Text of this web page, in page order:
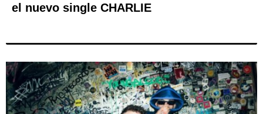
el nuevo single CHARLIE